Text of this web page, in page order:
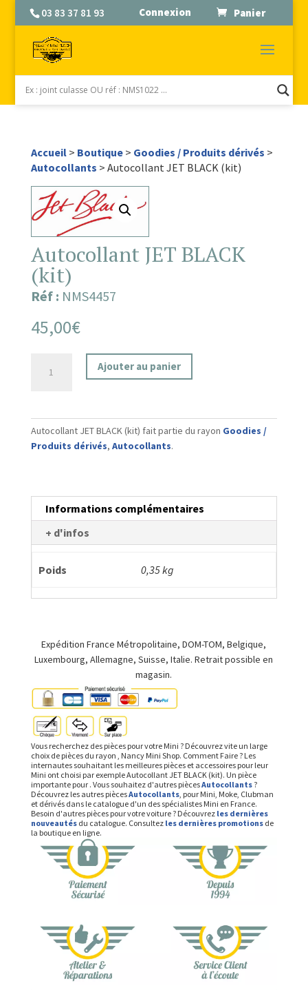
03 83 37 81 93 Connexion Panier
Accueil> Boutique> Goodies / Produits dérivés >
Autocollants > Autocollant JET BLACK (kit)
Autocollant JET BLACK
(kit)
Réf : NMS4457
45,00€
BLACK
(kit)
Ajouter au panier
Autocollant JET BLACK (kit) fait partie du rayon Goodies /
Produits dérivés, Autocollants.
Informations complémentaires
+ d'infos
Poids 0,35 kg
Expédition France Métropolitaine, DOM-TOM, Belgique,
Luxembourg, Allemagne, Suisse, Italie. Retrait possible en
magasin.
Vous recherchez des pièces pour votre Mini ? Découvrez vite un large
choix de pièces du rayon , Nancy Mini Shop. Comment Faire ? Les
internautes souhaitant les meilleures pièces et accessoires pour leur
Mini ont choisi par exemple Autocollant JET BLACK (kit). Un pièce
importante pour . Vous souhaitez d'autres piècesAutocollants?
Découvrez les autres piècesAutocollants, pour Mini, Moke, Clubman
et dérivés dans le catalogue d'un des spécialistes Mini en France.
Besoin d'autres pièces pour votre voiture ? Découvrez les dernières
nouveautésdu catalogue. Consultez les dernières promotionsde
la boutique en ligne.